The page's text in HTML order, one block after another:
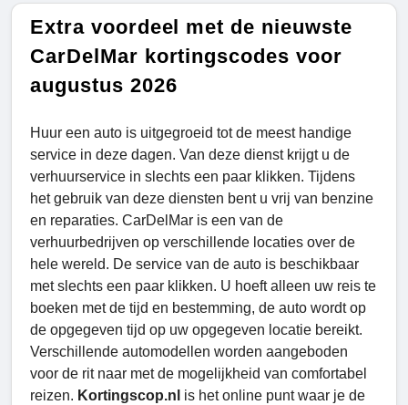
Extra voordeel met de nieuwste
CarDelMar kortingscodes voor
augustus 2026
Huur een auto is uitgegroeid tot de meest handige
service in deze dagen. Van deze dienst krijgt u de
verhuurservice in slechts een paar klikken. Tijdens
het gebruik van deze diensten bent u vrij van benzine
en reparaties. CarDelMar is een van de
verhuurbedrijven op verschillende locaties over de
hele wereld. De service van de auto is beschikbaar
met slechts een paar klikken. U hoeft alleen uw reis te
boeken met de tijd en bestemming, de auto wordt op
de opgegeven tijd op uw opgegeven locatie bereikt.
Verschillende automodellen worden aangeboden
voor de rit naar met de mogelijkheid van comfortabel
reizen. Kortingscop.nl is het online punt waar je de